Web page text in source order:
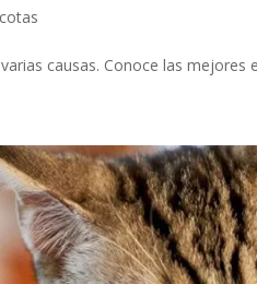
causas. Conoce las